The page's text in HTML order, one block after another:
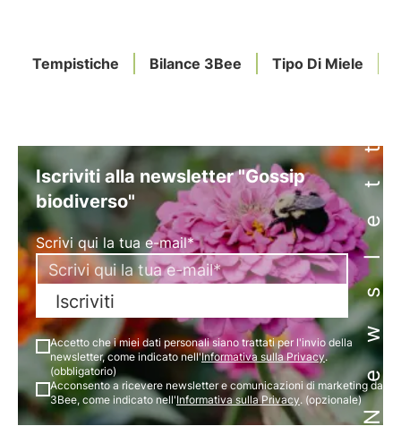
Tempistiche Bilance 3Bee Tipo Di MieleNewsletter
Iscriviti alla newsletter "Gossip
biodiverso"
Scrivi qui la tua e-mail*
Iscriviti
Accetto che i miei dati personali siano trattati per l'invio della
newsletter, come indicato nell'Informativa sulla Privacy.
(obbligatorio)
Acconsento a ricevere newsletter e comunicazioni di marketing da
3Bee, come indicato nell'Informativa sulla Privacy. (opzionale)